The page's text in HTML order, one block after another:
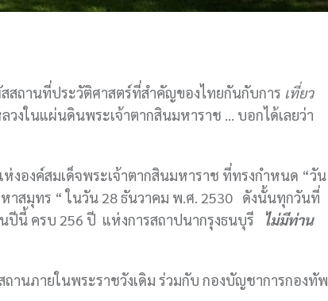
ถานที่ประวัติศาสตร์ที่สำคัญของไทยกันกับการ เที่ยว
วงในแผ่นดินพระเจ้าตากสินมหาราช … บอกได้เลยว่า
องค์สมเด็จพระเจ้าตากสินมหาราช ที่ทรงกำหนด “วัน
าสมุทร “ ในวัน 28 ธันวาคม พ.ศ. 2530 ดังนั้นทุกวันที่
ปีนี้ ครบ 256 ปี แห่งการสถาปนากรุงธนบุรี ไม่มีท่าน
านภายในพระราชวังเดิม ร่วมกับ กองบัญชาการกองทัพ